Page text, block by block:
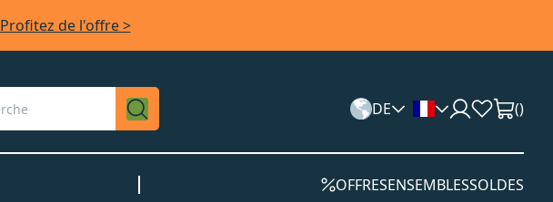
Profitez de l'offre >
DE ()
OFFRESENSEMBLESSOLDES